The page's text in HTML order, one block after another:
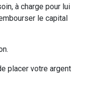
à charge pour lui
le capital
placer votre argent